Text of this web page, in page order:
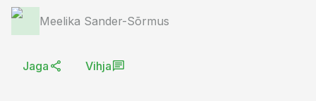
Meelika Sander-Sõrmus
Jaga Vihja